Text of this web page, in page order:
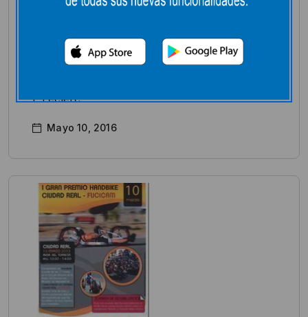
E.LECLERC COLABORA EN LA 6ª CARRERA
E.Leclerc.
Mayo 10, 2016